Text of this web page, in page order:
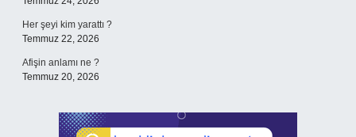
Her şeyi kim yarattı ?
Temmuz 22, 2026
Afişin anlamı ne ?
Temmuz 20, 2026